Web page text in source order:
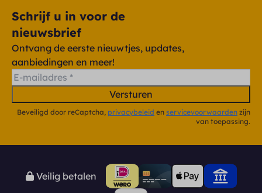
Schrijf u in voor de
nieuwsbrief
Ontvang de eerste nieuwtjes, updates,
aanbiedingen en meer!
Versturen
Beveiligd door reCaptcha, privacybeleid en servicevoorwaarden zijn
van toepassing.
Veilig betalen